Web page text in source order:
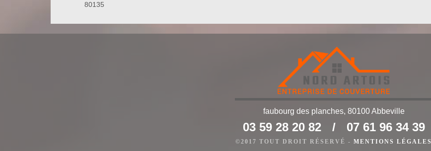
Besoin de rénover votre façade ? De donner un nouvel aspect à vos murs extérieurs ? Ne cherchez pas plus
loin, sollicitez les services de l’entreprise de ravalement de façade Nord Artois. Forte de plusieurs années
faubourg des planches, 80100 Abbeville
03 59 28 20 82 / 07 61 96 34 39
©2017 TOUT DROIT RÉSERVÉ - MENTIONS LÉGALES